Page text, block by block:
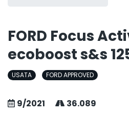
FORD Focus
ecoboost s&s
USATA FORD APPROVED
9/2021 36.089